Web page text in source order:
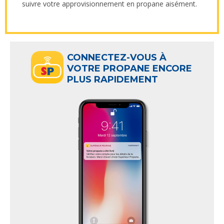
suivre votre approvisionnement en propane aisément.
CONNECTEZ-VOUS À
VOTRE PROPANE ENCORE
PLUS RAPIDEMENT